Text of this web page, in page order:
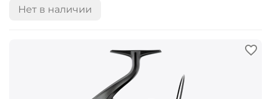
Нет в наличии